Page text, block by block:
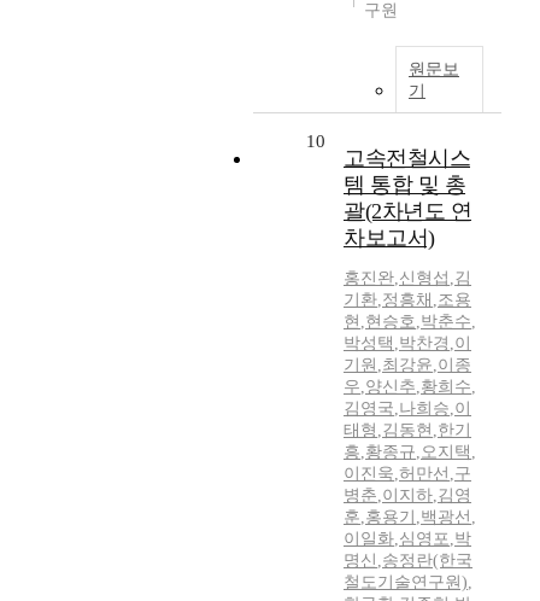
구원
원문보
기
10
고속전철시스
템 통합 및 총
괄(2차년도 연
차보고서)
홍진완,신형섭 ,김
기환,정흥채 ,조용
현 ,현승호,박춘수,
박성택 ,박찬경 ,이
기원 ,최강윤,이종
우,양신추,황희수,
김영국,나희승,이
태형 ,김동현 ,한기
흥,황종규,오지택 ,
이진욱,허만선 ,구
병춘,이지하,김영
훈,홍용기 ,백광선 ,
이일화,심영포,박
명신 ,송정란(한국
철도기술연구원),